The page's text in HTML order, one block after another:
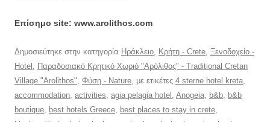
Επίσημο site: www.arolithos.com
Δημοσιεύτηκε στην κατηγορία Ηράκλειο, Κρήτη - Crete, Ξενοδοχείο -
Hotel , Παραδοσιακό Κρητικό Χωριό "Αρόλιθος" - Traditional Cretan
Village "Arolithos", Φύση - Nature, με ετικέτες 4 sterne hotel kreta,
accommodation, activities, agia pelagia hotel , Anogeia, b&b, b&b
boutique, best hotels Greece, best places to stay in crete,